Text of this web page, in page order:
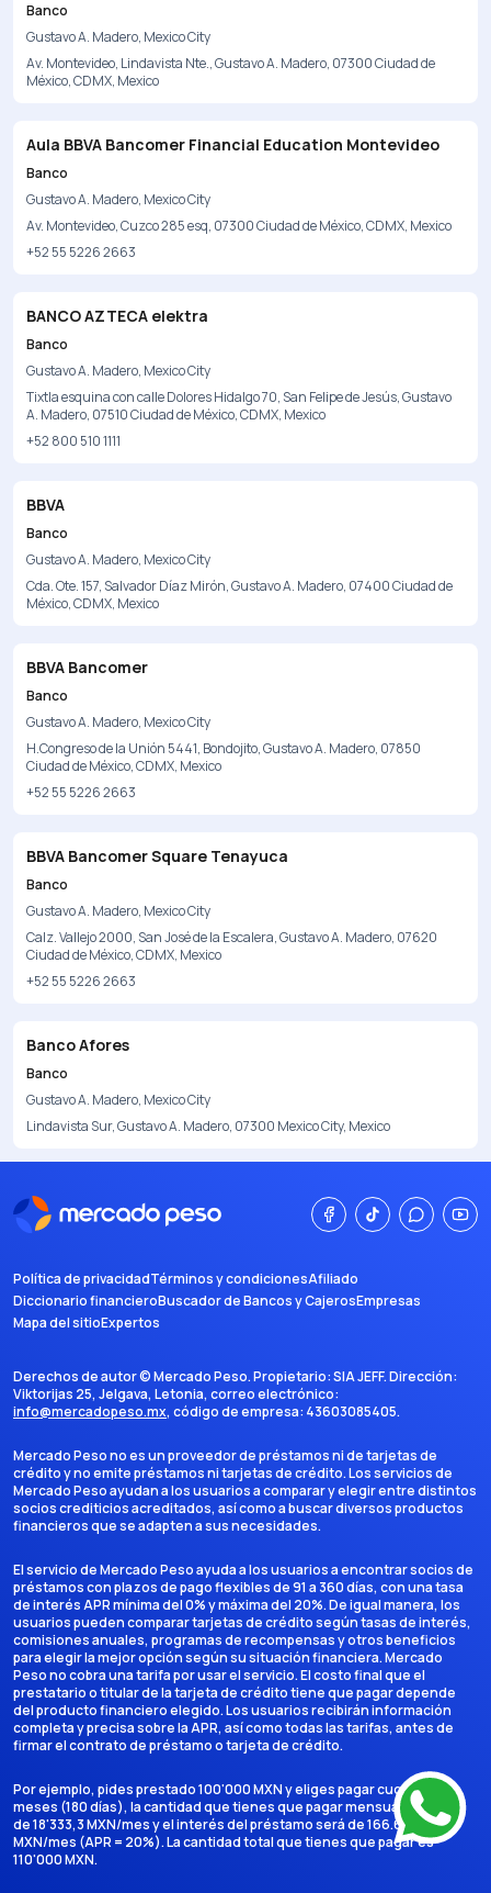
Banco
Gustavo A. Madero, Mexico City
Av. Montevideo, Lindavista Nte., Gustavo A. Madero, 07300 Ciudad de
México, CDMX, Mexico
Aula BBVA Bancomer Financial Education Montevideo
Banco
Gustavo A. Madero, Mexico City
Av. Montevideo, Cuzco 285 esq, 07300 Ciudad de México, CDMX, Mexico
+52 55 5226 2663
BANCO AZTECA elektra
Banco
Gustavo A. Madero, Mexico City
Tixtla esquina con calle Dolores Hidalgo 70, San Felipe de Jesús, Gustavo
A. Madero, 07510 Ciudad de México, CDMX, Mexico
+52 800 510 1111
BBVA
Banco
Gustavo A. Madero, Mexico City
Cda. Ote. 157, Salvador Díaz Mirón, Gustavo A. Madero, 07400 Ciudad de
México, CDMX, Mexico
BBVA Bancomer
Banco
Gustavo A. Madero, Mexico City
H.Congreso de la Unión 5441, Bondojito, Gustavo A. Madero, 07850
Ciudad de México, CDMX, Mexico
+52 55 5226 2663
BBVA Bancomer Square Tenayuca
Banco
Gustavo A. Madero, Mexico City
Calz. Vallejo 2000, San José de la Escalera, Gustavo A. Madero, 07620
Ciudad de México, CDMX, Mexico
+52 55 5226 2663
Banco Afores
Banco
Gustavo A. Madero, Mexico City
Lindavista Sur, Gustavo A. Madero, 07300 Mexico City, Mexico
Política de privacidadTérminos y condicionesAfiliado
Diccionario financieroBuscador de Bancos y CajerosEmpresas
Mapa del sitioExpertos
Derechos de autor ©Mercado Peso. Propietario:SIA JEFF. Dirección:
Viktorijas 25, Jelgava, Letonia, correo electrónico:
info@mercadopeso.mx, código de empresa: 43603085405.
Mercado Peso no es un proveedor de préstamos ni de tarjetas de
crédito y no emite préstamos ni tarjetas de crédito. Los servicios de
Mercado Peso ayudan a los usuarios a comparar y elegir entre distintos
socios crediticios acreditados, así como a buscar diversos productos
financieros que se adapten a sus necesidades.
El servicio de Mercado Peso ayuda a los usuarios a encontrar socios de
préstamos con plazos de pago flexibles de 91 a 360 días, con una tasa
de interés APR mínima del 0% y máxima del 20%. De igual manera, los
usuarios pueden comparar tarjetas de crédito según tasas de interés,
comisiones anuales, programas de recompensas y otros beneficios
para elegir la mejor opción según su situación financiera. Mercado
Peso no cobra una tarifa por usar el servicio. El costo final que el
prestatario o titular de la tarjeta de crédito tiene que pagar depende
del producto financiero elegido. Los usuarios recibirán información
completa y precisa sobre la APR, así como todas las tarifas, antes de
firmar el contrato de préstamo o tarjeta de crédito.
Por ejemplo, pides prestado 100'000 MXN y eliges pagar cuotas en 6
meses (180 días), la cantidad que tienes que pagar mensualmente es
de 18'333,3 MXN/mes y el interés del préstamo será de 166.666,7
MXN/mes (APR = 20%). La cantidad total que tienes que pagar es
110'000 MXN.